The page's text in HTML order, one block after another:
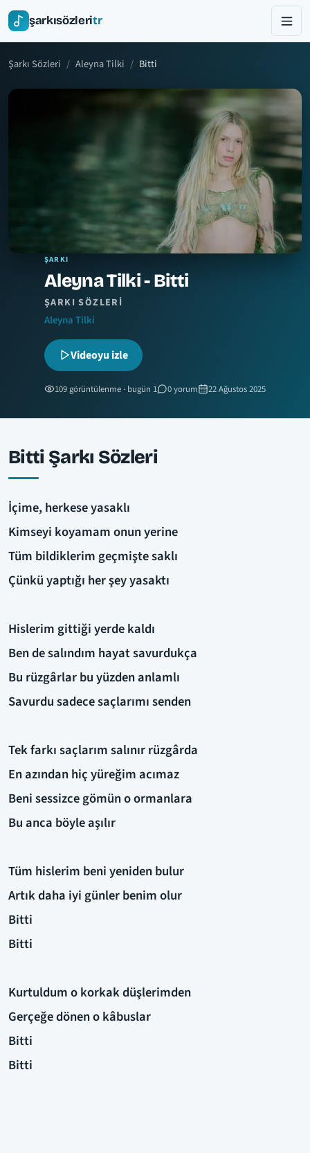
şarkısözleritr
Şarkı Sözleri Aleyna Tilki Bitti
ŞARKI
Aleyna Tilki - Bitti
ŞARKI SÖZLERI
Aleyna Tilki
Videoyu izle
109 görüntülenme · bugün 1 0 yorum 22 Ağustos 2025
Bitti Şarkı Sözleri
İçime, herkese yasaklı
Kimseyi koyamam onun yerine
Tüm bildiklerim geçmişte saklı
Çünkü yaptığı her şey yasaktı
Hislerim gittiği yerde kaldı
Ben de salındım hayat savurdukça
Bu rüzgârlar bu yüzden anlamlı
Savurdu sadece saçlarımı senden
Tek farkı saçlarım salınır rüzgârda
En azından hiç yüreğim acımaz
Beni sessizce gömün o ormanlara
Bu anca böyle aşılır
Tüm hislerim beni yeniden bulur
Artık daha iyi günler benim olur
Bitti
Bitti
Kurtuldum o korkak düşlerimden
Gerçeğe dönen o kâbuslar
Bitti
Bitti